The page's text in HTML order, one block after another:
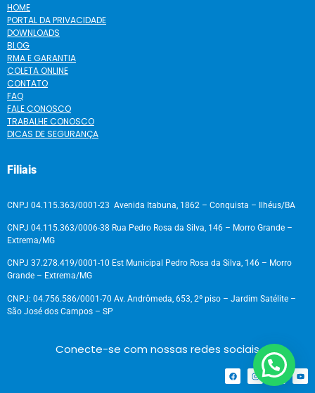
HOME
PORTAL DA PRIVACIDADE
DOWNLOADS
BLOG
RMA E GARANTIA
COLETA ONLINE
CONTATO
FAQ
FALE CONOSCO
TRABALHE CONOSCO
DICAS DE SEGURANÇA
Filiais
CNPJ 04.115.363/0001-23 Avenida Itabuna, 1862 – Conquista – Ilhéus/BA
CNPJ 04.115.363/0006-38 Rua Pedro Rosa da Silva, 146 – Morro Grande –
Extrema/MG
CNPJ 37.278.419/0001-10 Est Municipal Pedro Rosa da Silva, 146 – Morro
Grande – Extrema/MG
CNPJ: 04.756.586/0001-70 Av. Andrômeda, 653, 2º piso – Jardim Satélite –
São José dos Campos – SP
Conecte-se com nossas redes sociais